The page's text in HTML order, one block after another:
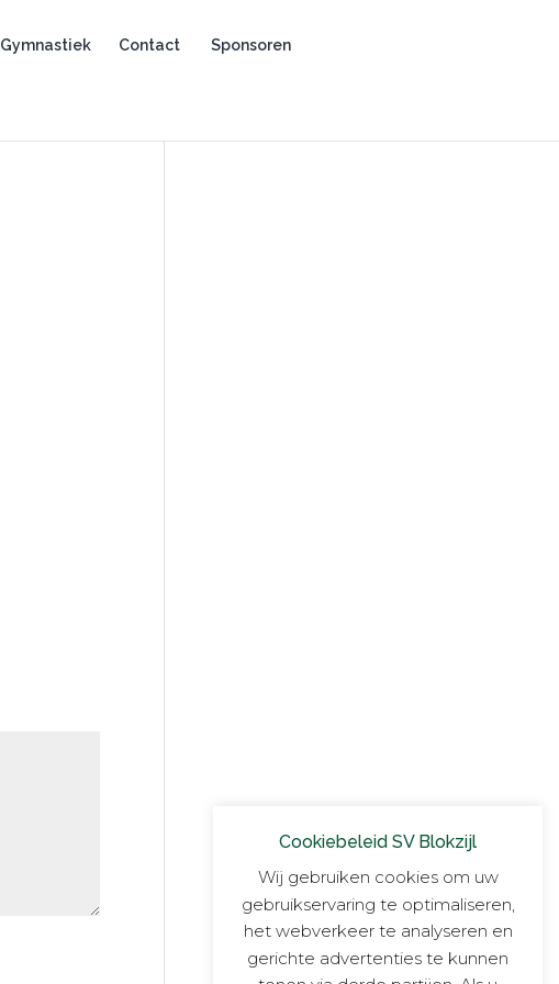
Gymnastiek Contact Sponsoren
Cookiebeleid SV Blokzijl
Wij gebruiken cookies om uw
gebruikservaring te optimaliseren,
het webverkeer te analyseren en
gerichte advertenties te kunnen